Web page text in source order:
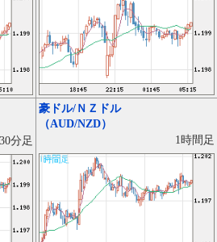
30分足
豪ドル/ＮＺドル
（AUD/NZD）
1時間足